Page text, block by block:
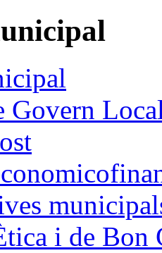
Govern
i de Bon